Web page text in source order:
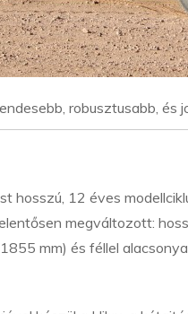
robusztusabb, és
hosszú, 12 éves
megváltozott:
mm) és féllel